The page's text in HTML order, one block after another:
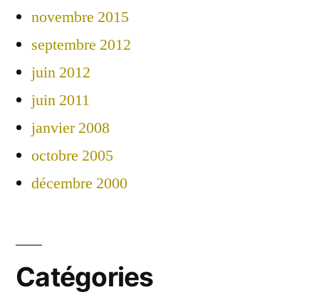
novembre 2015
septembre 2012
juin 2012
juin 2011
janvier 2008
octobre 2005
décembre 2000
Catégories